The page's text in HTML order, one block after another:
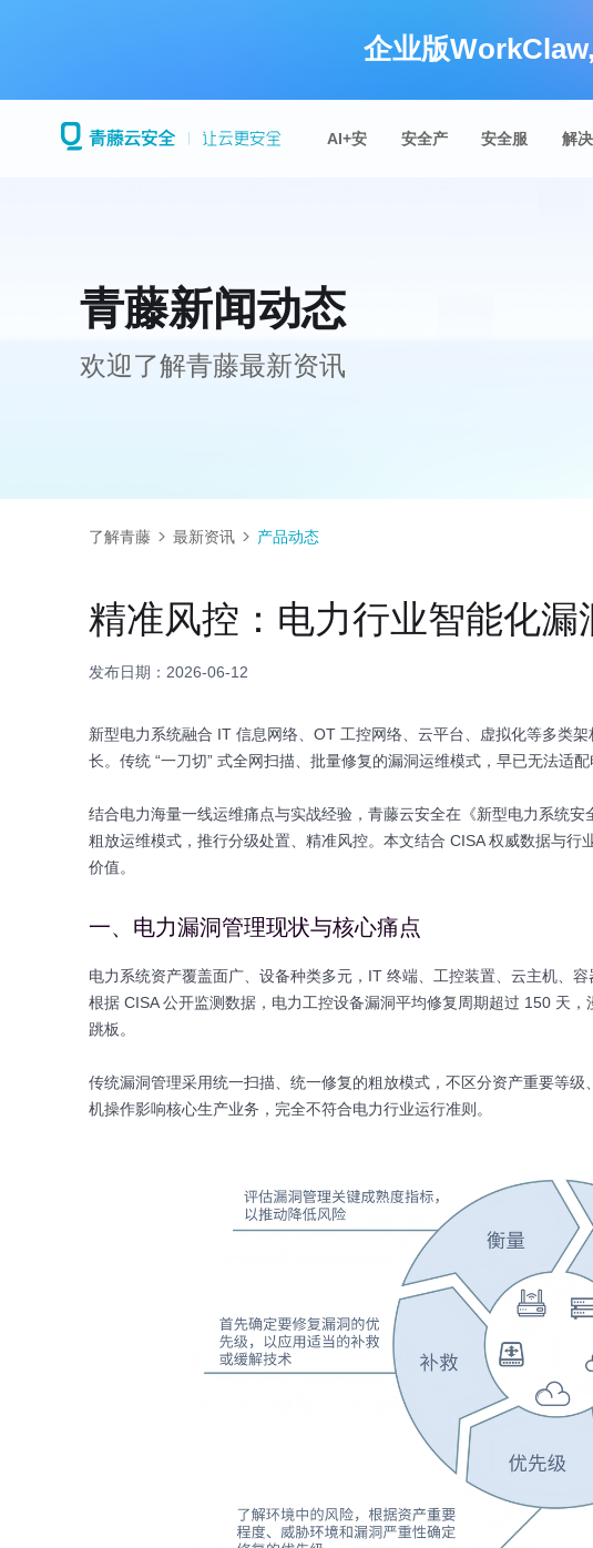
企业版
AI+安 安全产 安全服 解
青藤新闻动态
欢迎了解青藤最新资讯
了解青藤 最新资讯 产品动态
精准风控：电力行业智能化漏
发布日期：2026-06-12
新型电力系统融合 IT 信息网络、OT 工控网络、云平台、虚拟化等多类
长。传统 “一刀切” 式全网扫描、批量修复的漏洞运维模式，早已无法适
结合电力海量一线运维痛点与实战经验，青藤云安全在《新型电力系统
粗放运维模式，推行分级处置、精准风控。本文结合 CISA 权威数据与
价值。
一、电力漏洞管理现状与核心痛点
电力系统资产覆盖面广、设备种类多元，IT 终端、工控装置、云主机、
根据 CISA 公开监测数据，电力工控设备漏洞平均修复周期超过 150 天
跳板。
传统漏洞管理采用统一扫描、统一修复的粗放模式，不区分资产重要等
机操作影响核心生产业务，完全不符合电力行业运行准则。